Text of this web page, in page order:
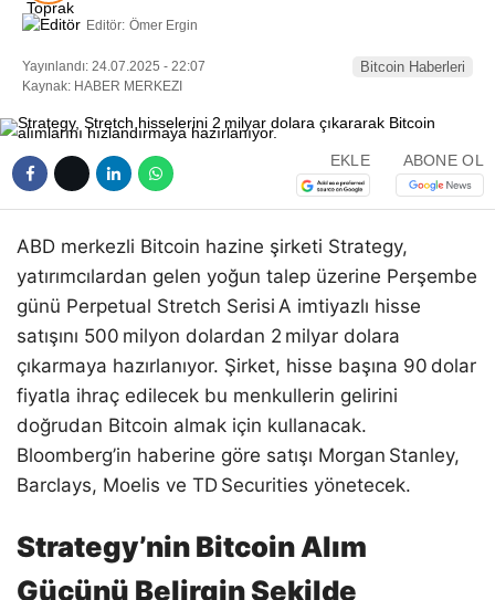
Editör: Ömer Ergin
Yayınlandı: 24.07.2025 - 22:07
Kaynak: HABER MERKEZI
Bitcoin Haberleri
EKLE ABONE OL
ABD merkezli Bitcoin hazine şirketi Strategy,
yatırımcılardan gelen yoğun talep üzerine Perşembe
günü Perpetual Stretch Serisi A imtiyazlı hisse
satışını 500 milyon dolardan 2 milyar dolara
çıkarmaya hazırlanıyor. Şirket, hisse başına 90 dolar
fiyatla ihraç edilecek bu menkullerin gelirini
doğrudan Bitcoin almak için kullanacak.
Bloomberg’in haberine göre satışı Morgan Stanley,
Barclays, Moelis ve TD Securities yönetecek.
Strategy’nin Bitcoin Alım
Gücünü Belirgin Şekilde